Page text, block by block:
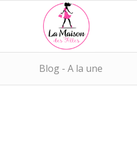
Blog - A la une